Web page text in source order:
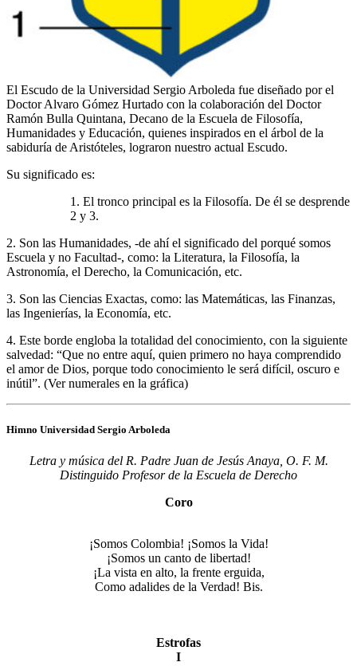
El Escudo de la Universidad Sergio Arboleda fue diseñado por el
Doctor Alvaro Gómez Hurtado con la colaboración del Doctor
Ramón Bulla Quintana, Decano de la Escuela de Filosofía,
Humanidades y Educación, quienes inspirados en el árbol de la
sabiduría de Aristóteles, lograron nuestro actual Escudo.
Su significado es:
1. El tronco principal es la Filosofía. De él se desprende
2 y 3.
2. Son las Humanidades, -de ahí el significado del porqué somos
Escuela y no Facultad-, como: la Literatura, la Filosofía, la
Astronomía, el Derecho, la Comunicación, etc.
3. Son las Ciencias Exactas, como: las Matemáticas, las Finanzas,
las Ingenierías, la Economía, etc.
4. Este borde engloba la totalidad del conocimiento, con la siguiente
salvedad: “Que no entre aquí, quien primero no haya comprendido
el amor de Dios, porque todo conocimiento le será difícil, oscuro e
inútil”. (Ver numerales en la gráfica)
Himno Universidad Sergio Arboleda
Letra y música del R. Padre Juan de Jesús Anaya, O. F. M.
Distinguido Profesor de la Escuela de Derecho
Coro
¡Somos Colombia! ¡Somos la Vida!
¡Somos un canto de libertad!
¡La vista en alto, la frente erguida,
Como adalides de la Verdad! Bis.
Estrofas
I